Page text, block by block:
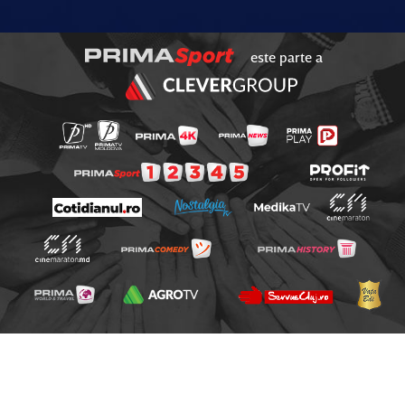
este parte a